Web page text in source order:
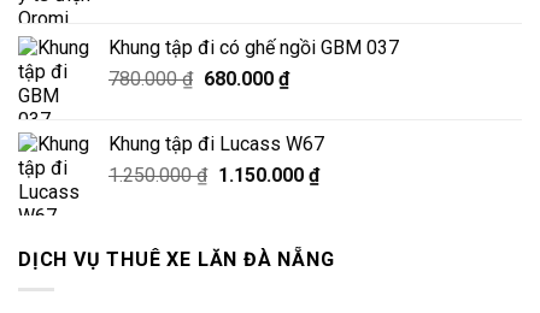
15.000.000 ₫.là:
Khung tập đi có ghế ngồi GBM 037
780.000₫ Giá
780.000 ₫.
680.000 ₫Giá
là:
680.000 ₫.
Khung tập đi Lucass W67
1.250.000₫ Giá
1.250.000 ₫.
1.150.000 ₫Giá
là:
DỊCH VỤ THUÊ XE LĂN ĐÀ NẴNG